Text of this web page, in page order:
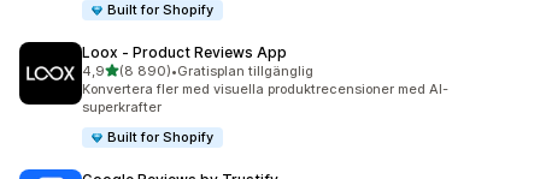
Built for Shopify
Loox ‑ Product Reviews App
4,9av 5 stjärnor
(8 890)
8890 recensioner totalt
•Gratisplan tillgänglig
Konvertera fler med visuella produktrecensioner med AI-
superkrafter
Built for Shopify